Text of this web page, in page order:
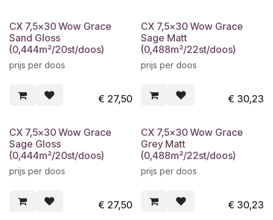
CX 7,5x30 Wow Grace
Sand Gloss
(0,444m²/20st/doos)
prijs per doos
€ 27,50
CX 7,5x30 Wow Grace
Sage Matt
(0,488m²/22st/doos)
prijs per doos
€ 30,23
CX 7,5x30 Wow Grace
Sage Gloss
(0,444m²/20st/doos)
prijs per doos
€ 27,50
CX 7,5x30 Wow Grace
Grey Matt
(0,488m²/22st/doos)
prijs per doos
€ 30,23